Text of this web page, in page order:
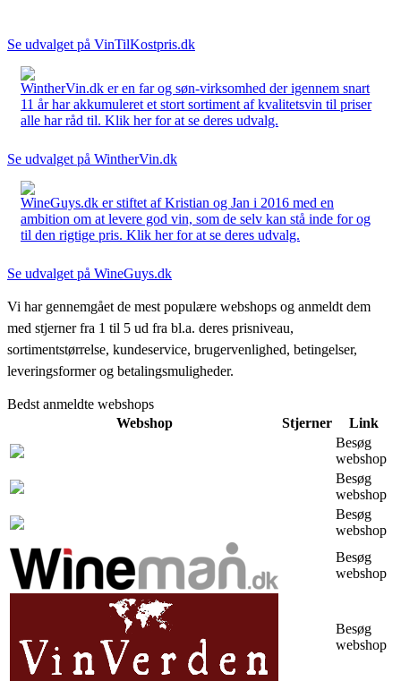
Se udvalget på VinTilKostpris.dk
WintherVin.dk er en far og søn-virksomhed der igennem snart
11 år har akkumuleret et stort sortiment af kvalitetsvin til priser
alle har råd til. Klik her for at se deres udvalg.
Se udvalget på WintherVin.dk
WineGuys.dk er stiftet af Kristian og Jan i 2016 med en
ambition om at levere god vin, som de selv kan stå inde for og
til den rigtige pris. Klik her for at se deres udvalg.
Se udvalget på WineGuys.dk
Vi har gennemgået de mest populære webshops og anmeldt dem
med stjerner fra 1 til 5 ud fra bl.a. deres prisniveau,
sortimentstørrelse, kundeservice, brugervenlighed, betingelser,
leveringsformer og betalingsmuligheder.
Bedst anmeldte webshops
Webshop
Stjerner
Link
Besøg
webshop
Besøg
webshop
Besøg
webshop
Besøg
webshop
Besøg
webshop